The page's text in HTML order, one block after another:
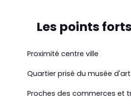
Les points forts
Proximité centre ville
Quartier prisé du musée
Proches des commerces et